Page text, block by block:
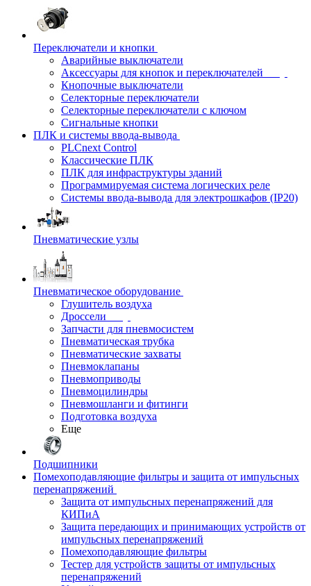
Переключатели и кнопки
Аварийные выключатели
Аксессуары для кнопок и переключателей
Кнопочные выключатели
Селекторные переключатели
Селекторные переключатели с ключом
Сигнальные кнопки
ПЛК и системы ввода-вывода
PLCnext Control
Классические ПЛК
ПЛК для инфраструктуры зданий
Программируемая система логических реле
Системы ввода-вывода для электрошкафов (IP20)
Пневматические узлы
Пневматическое оборудование
Глушитель воздуха
Дроссели
Запчасти для пневмосистем
Пневматическая трубка
Пневматические захваты
Пневмоклапаны
Пневмоприводы
Пневмоцилиндры
Пневмошланги и фитинги
Подготовка воздуха
Еще
Подшипники
Помехоподавляющие фильтры и защита от импульсных
перенапряжений
Защита от импульсных перенапряжений для
КИПиА
Защита передающих и принимающих устройств от
импульсных перенапряжений
Помехоподавляющие фильтры
Тестер для устройств защиты от импульсных
перенапряжений